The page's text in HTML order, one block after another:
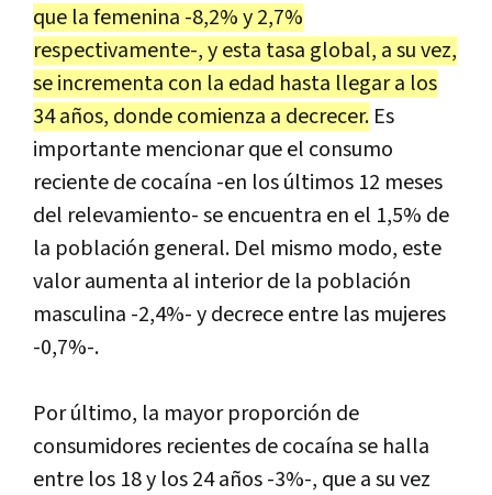
que la femenina -8,2% y 2,7%
respectivamente-, y esta tasa global, a su vez,
se incrementa con la edad hasta llegar a los
34 años, donde comienza a decrecer. Es
importante mencionar que el consumo
reciente de cocaína -en los últimos 12 meses
del relevamiento- se encuentra en el 1,5% de
la población general. Del mismo modo, este
valor aumenta al interior de la población
masculina -2,4%- y decrece entre las mujeres
-0,7%-.
Por último, la mayor proporción de
consumidores recientes de cocaína se halla
entre los 18 y los 24 años -3%-, que a su vez